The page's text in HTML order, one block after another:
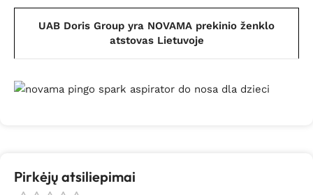
UAB Doris Group yra NOVAMA prekinio ženklo
atstovas Lietuvoje
Pirkėjų atsiliepimai